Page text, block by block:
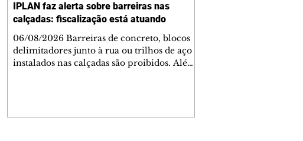
IPLAN faz alerta sobre barreiras nas
calçadas: fiscalização está atuando
06/08/2026 Barreiras de concreto, blocos
delimitadores junto à rua ou trilhos de aço
instalados nas calçadas são proibidos. Além